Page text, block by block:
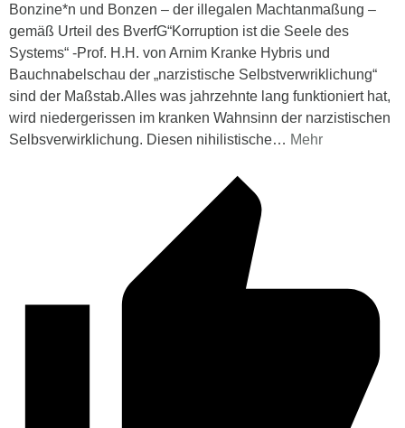
Bonzine*n und Bonzen – der illegalen Machtanmaßung –
gemäß Urteil des BverfG“Korruption ist die Seele des
Systems“ -Prof. H.H. von Arnim Kranke Hybris und
Bauchnabelschau der „narzistische Selbstverwriklichung“
sind der Maßstab.Alles was jahrzehnte lang funktioniert hat,
wird niedergerissen im kranken Wahnsinn der narzistischen
Selbsverwirklichung. Diesen nihilistische… Mehr